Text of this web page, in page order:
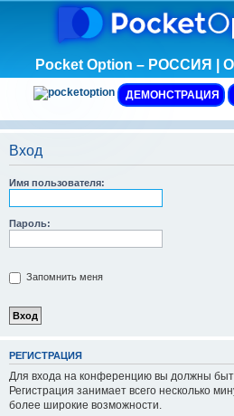
Pocket Option – РОССИЯ |
ДЕМОНСТРАЦИЯ
Вход
Имя пользователя:
Пароль:
Запомнить меня
РЕГИСТРАЦИЯ
Для входа на конференцию вы должны
Регистрация занимает всего несколько
более широкие возможности.